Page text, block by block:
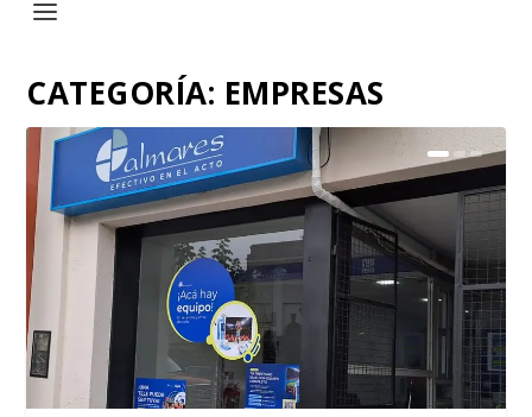
CATEGORÍA: EMPRESAS